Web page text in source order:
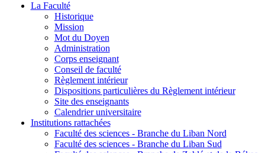
La Faculté
Historique
Mission
Mot du Doyen
Administration
Corps enseignant
Conseil de faculté
Règlement intérieur
Dispositions particulières du Règlement intérieur
Site des enseignants
Calendrier universitaire
Institutions rattachées
Faculté des sciences - Branche du Liban Nord
Faculté des sciences - Branche du Liban Sud